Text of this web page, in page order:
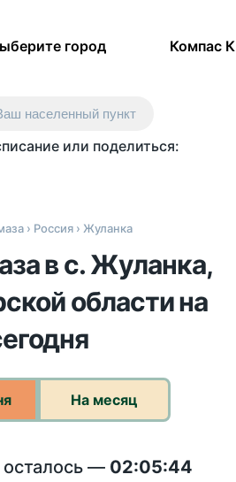
город Компас
населенный пункт
или поделиться:
› Россия › Жуланка
в с. Жуланка,
области на
На месяц
— 02:05:44